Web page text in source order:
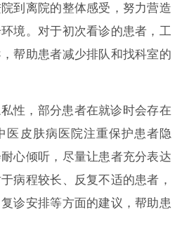
到离院的整体感受，努力营造
境。对于初次看诊的患者，工
帮助患者减少排队和找科室的
性，部分患者在就诊时会存在
医皮肤病医院注重保护患者隐
心倾听，尽量让患者充分表达
病程较长、反复不适的患者，
诊安排等方面的建议，帮助患